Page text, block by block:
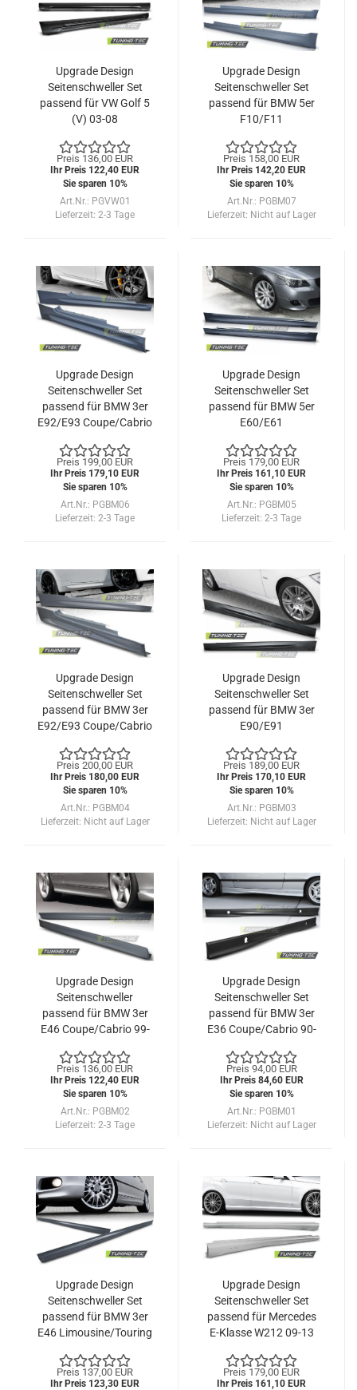
Upgrade Design
Seitenschweller Set
passend für VW Golf 5
(V) 03-08
Preis 136,00 EUR
Ihr Preis 122,40 EUR
Sie sparen 10%
Art.Nr.: PGVW01
Lieferzeit: 2-3 Tage
Upgrade Design
Seitenschweller Set
passend für BMW 5er
F10/F11
16
Preis 158,00 EUR
Ihr Preis 142,20 EUR
Sie sparen 10%
Art.Nr.: PGBM07
Lieferzeit: Nicht auf Lager
Upgrade Design
Seitenschweller Set
passend für BMW 3er
E92/E93 Coupe/Cabrio
Preis 199,00 EUR
Ihr Preis 179,10 EUR
Sie sparen 10%
Art.Nr.: PGBM06
Lieferzeit: 2-3 Tage
Upgrade Design
Seitenschweller Set
passend für BMW 5er
E60/E61
10
Preis 179,00 EUR
Ihr Preis 161,10 EUR
Sie sparen 10%
Art.Nr.: PGBM05
Lieferzeit: 2-3 Tage
Upgrade Design
Seitenschweller Set
passend für BMW 3er
E92/E93 Coupe/Cabrio
Preis 200,00 EUR
Ihr Preis 180,00 EUR
Sie sparen 10%
Art.Nr.: PGBM04
Lieferzeit: Nicht auf Lager
Upgrade Design
Seitenschweller Set
passend für BMW 3er
E90/E91
11
Preis 189,00 EUR
Ihr Preis 170,10 EUR
Sie sparen 10%
Art.Nr.: PGBM03
Lieferzeit: Nicht auf Lager
Upgrade Design
Seitenschweller
passend für BMW 3er
E46 Coupe/Cabrio 99-
Preis 136,00 EUR
Ihr Preis 122,40 EUR
Sie sparen 10%
Art.Nr.: PGBM02
Lieferzeit: 2-3 Tage
Upgrade Design
Seitenschweller Set
passend für BMW 3er
E36 Coupe/Cabrio 90-
Preis 94,00 EUR
Ihr Preis 84,60 EUR
Sie sparen 10%
Art.Nr.: PGBM01
Lieferzeit: Nicht auf Lager
Upgrade Design
Seitenschweller Set
passend für BMW 3er
E46 Limousine/Touring
Preis 137,00 EUR
Ihr Preis 123,30 EUR
Upgrade Design
Seitenschweller Set
passend für Mercedes
E-Klasse W212 09-13
Preis 179,00 EUR
Ihr Preis 161,10 EUR